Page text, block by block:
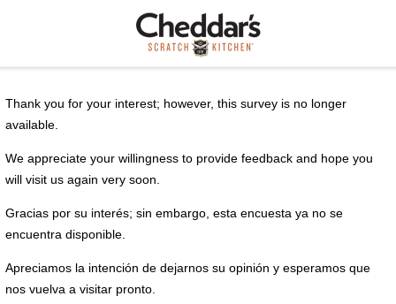
Thank you for your interest; however, this survey is no longer
available.
We appreciate your willingness to provide feedback and hope you
will visit us again very soon.
Gracias por su interés; sin embargo, esta encuesta ya no se
encuentra disponible.
Apreciamos la intención de dejarnos su opinión y esperamos que
nos vuelva a visitar pronto.